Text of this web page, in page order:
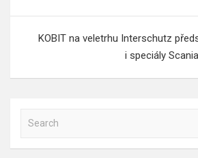
KOBIT na veletrhu Interschutz
i speciály
a